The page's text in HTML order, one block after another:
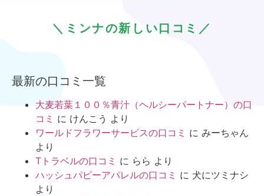
＼ミンナの新しい口コミ／
最新の口コミ一覧
大麦若葉１００％青汁（ヘルシーパートナー）の口
コミ に けんこう より
ワールドフラワーサービスの口コミ に みーちゃん
より
Tトラベルの口コミ に らら より
ハッシュパピーアパレルの口コミ に 犬にツミナシ
より